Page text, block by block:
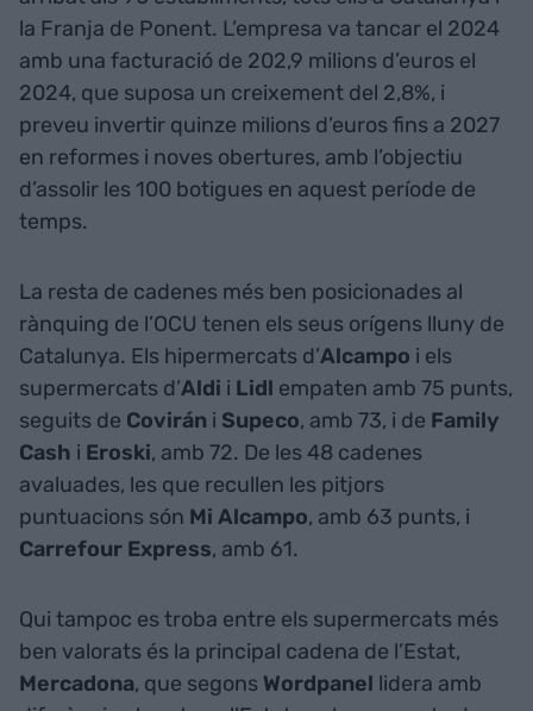
la Franja de Ponent. L’empresa va tancar el 2024
amb una facturació de 202,9 milions d’euros el
2024, que suposa un creixement del 2,8%, i
preveu invertir quinze milions d’euros fins a 2027
en reformes i noves obertures, amb l’objectiu
d’assolir les 100 botigues en aquest període de
temps.
La resta de cadenes més ben posicionades al
rànquing de l’OCU tenen els seus orígens lluny de
Catalunya. Els hipermercats d’Alcampo i els
supermercats d’Aldi i Lidl empaten amb 75 punts,
seguits de Covirán i Supeco, amb 73, i de Family
Cash i Eroski, amb 72. De les 48 cadenes
avaluades, les que recullen les pitjors
puntuacions són Mi Alcampo, amb 63 punts, i
Carrefour Express, amb 61.
Qui tampoc es troba entre els supermercats més
ben valorats és la principal cadena de l’Estat,
Mercadona, que segons Wordpanel lidera amb